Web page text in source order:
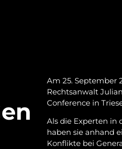
Am 25. September
Rechtsanwalt
Conference in
Als die Experten in
haben sie anhand
Konflikte bei